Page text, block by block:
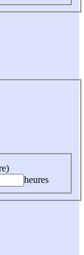
heures